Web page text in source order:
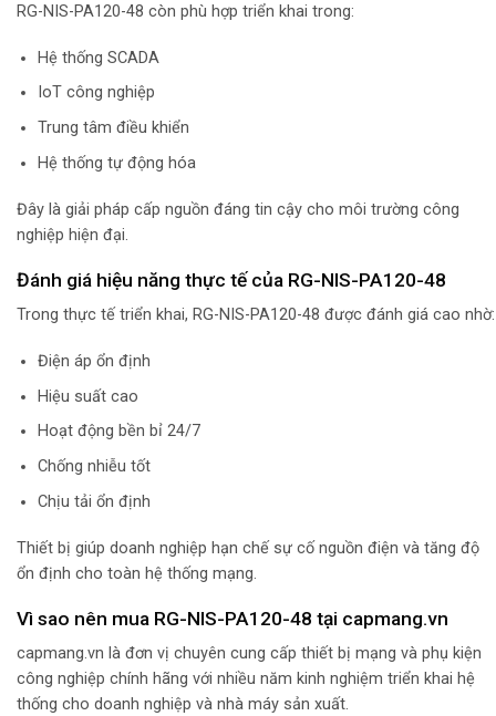
RG-NIS-PA120-48 còn phù hợp triển khai trong:
Hệ thống SCADA
IoT công nghiệp
Trung tâm điều khiển
Hệ thống tự động hóa
Đây là giải pháp cấp nguồn đáng tin cậy cho môi trường công
nghiệp hiện đại.
Đánh giá hiệu năng thực tế của RG-NIS-PA120-48
Trong thực tế triển khai, RG-NIS-PA120-48 được đánh giá cao nhờ:
Điện áp ổn định
Hiệu suất cao
Hoạt động bền bỉ 24/7
Chống nhiễu tốt
Chịu tải ổn định
Thiết bị giúp doanh nghiệp hạn chế sự cố nguồn điện và tăng độ
ổn định cho toàn hệ thống mạng.
Vì sao nên mua RG-NIS-PA120-48 tại capmang.vn
capmang.vn là đơn vị chuyên cung cấp thiết bị mạng và phụ kiện
công nghiệp chính hãng với nhiều năm kinh nghiệm triển khai hệ
thống cho doanh nghiệp và nhà máy sản xuất.